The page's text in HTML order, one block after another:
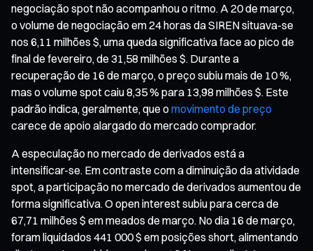
negociação spot não acompanhou o ritmo. A 20 de março,
o volume de negociação em 24 horas da SIREN situava-se
nos 6,11 milhões $, uma queda significativa face ao pico de
final de fevereiro, de 31,58 milhões $. Durante a
recuperação de 16 de março, o preço subiu mais de 10 %,
mas o volume spot caiu 8,35 % para 13,98 milhões $. Este
padrão indica, geralmente, que omovimento de preço
carece de apoio alargado do mercado comprador.
A especulação no mercado de derivados está a
intensificar-se. Em contraste com a diminuição da atividade
spot, a participação no mercado de derivados aumentou de
forma significativa. O open interest subiu para cerca de
67,71 milhões $ em meados de março. No dia 16 de março,
foram liquidados 441 000 $ em posições short, alimentando